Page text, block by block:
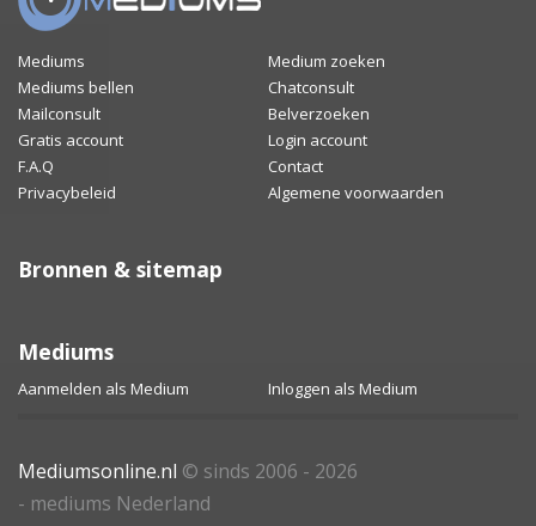
Mediums
Medium zoeken
Mediums bellen
Chatconsult
Mailconsult
Belverzoeken
Gratis account
Login account
F.A.Q
Contact
Privacybeleid
Algemene voorwaarden
Bronnen & sitemap
Mediums
Aanmelden als Medium Inloggen als Medium
Mediumsonline.nl © sinds 2006 - 2026
- mediums Nederland